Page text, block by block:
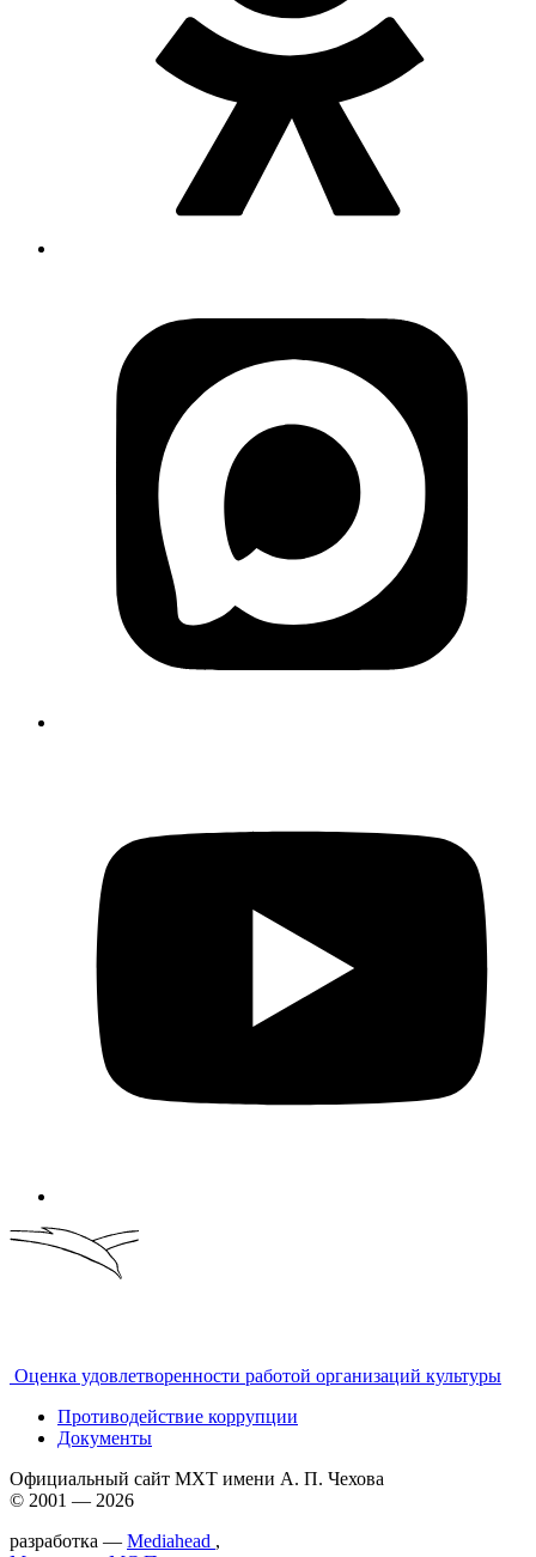
Оценка удовлетворенности работой организаций культуры
Противодействие коррупции
Документы
Официальный сайт МХТ имени А. П. Чехова
© 2001 — 2026
разработка — Mediahead ,